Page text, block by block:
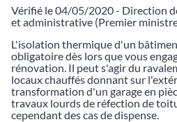
Vérifié le 04/05/2020 - Direction
et administrative (Premier
L'isolation thermique d'un
obligatoire dès lors que vous
rénovation. Il peut s'agir du
locaux chauffés donnant sur
transformation d'un garage en
travaux lourds de réfection de
cependant des cas de dispense.